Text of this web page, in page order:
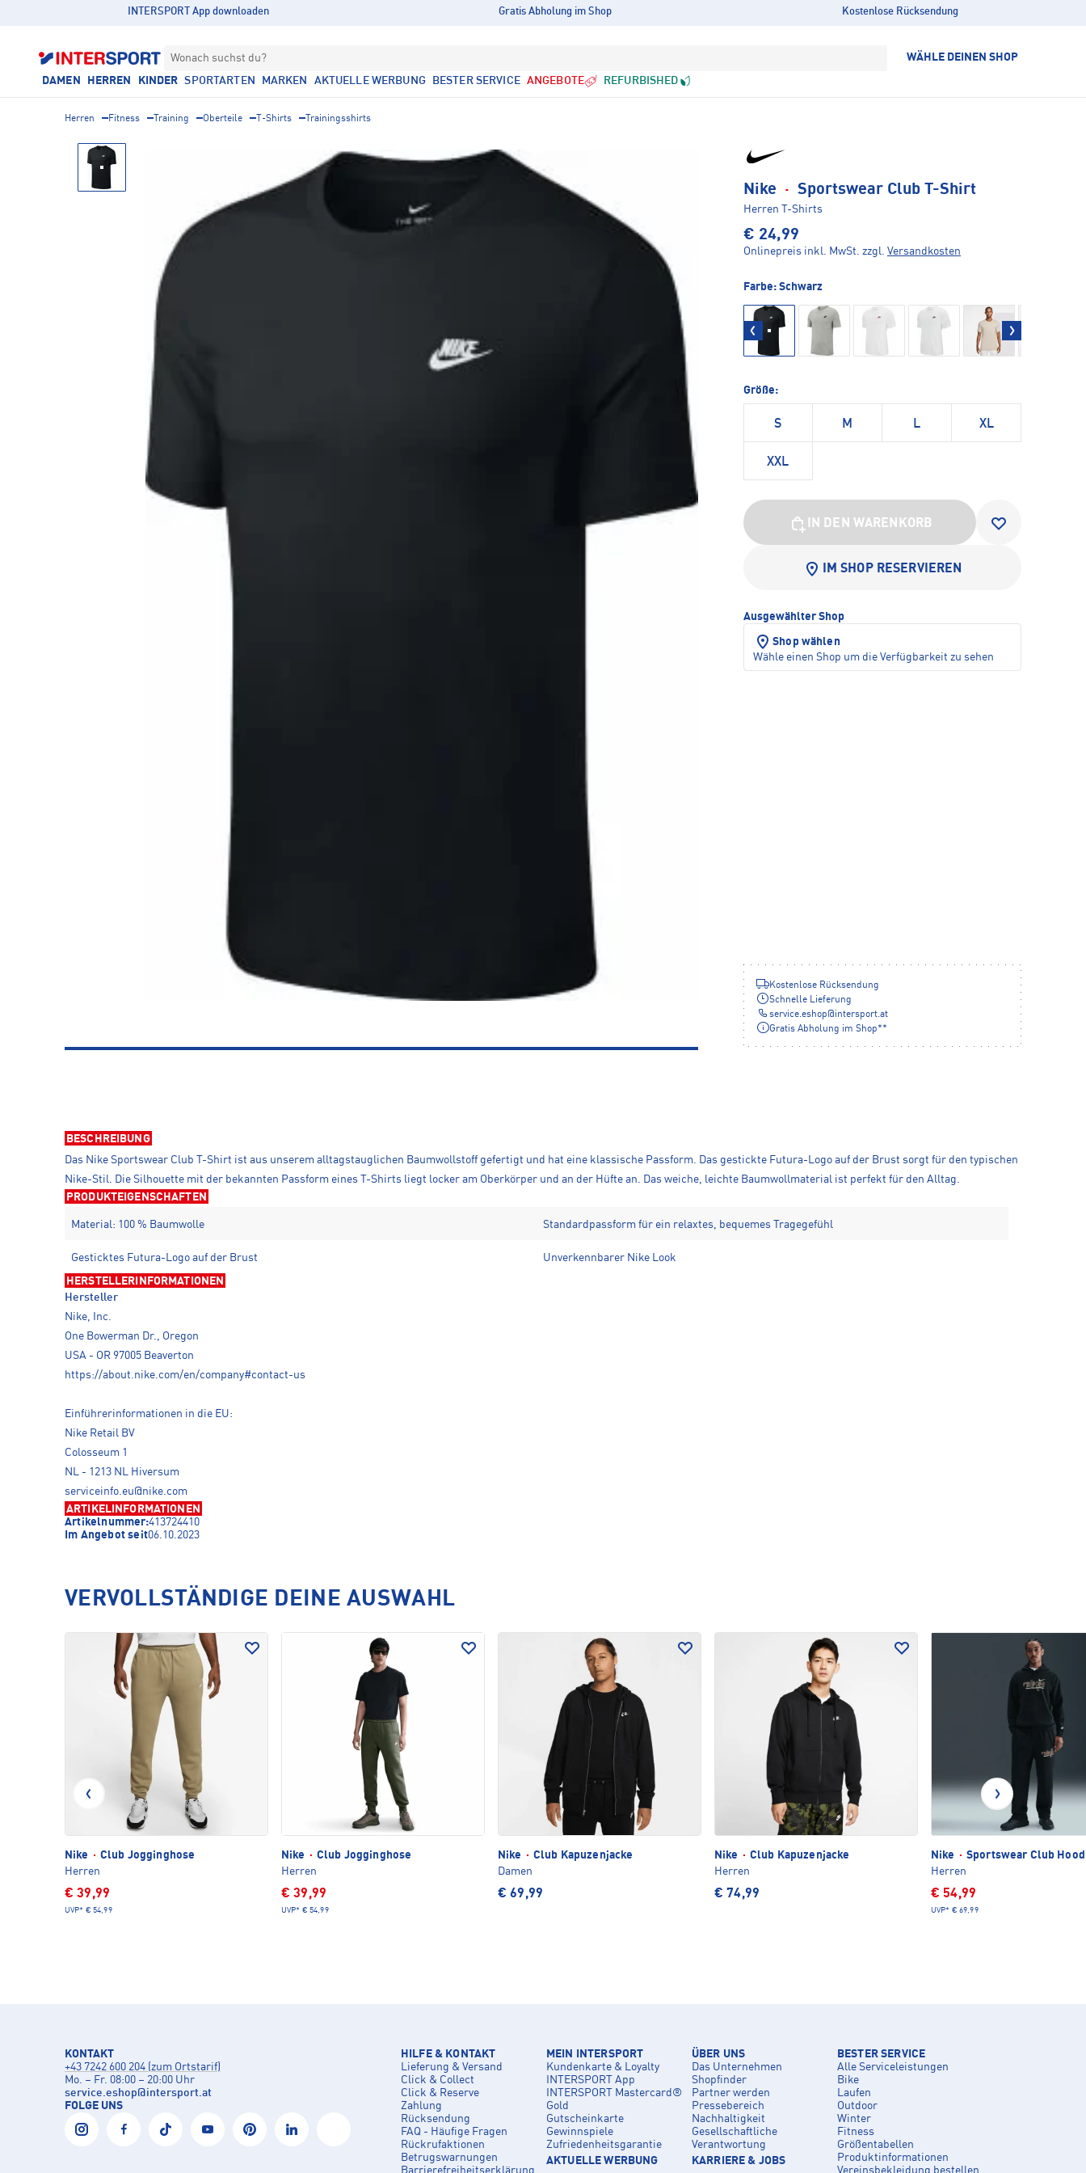
INTERSPORT App downloaden Gratis Abholung im Shop Kostenlose Rücksendung
Wonach suchst du? WÄHLE DEINEN SHOP
DAMEN HERREN KINDER SPORTARTEN MARKEN AKTUELLE WERBUNG BESTER SERVICE ANGEBOTE REFURBISHED
Herren Fitness Training Oberteile T-Shirts Trainingsshirts
Nike · Sportswear Club T-Shirt
Herren T-Shirts
€ 24,99
Onlinepreis inkl. MwSt. zzgl. Versandkosten
Farbe: Schwarz
Größe:
S M L XL
XXL
IN DEN WARENKORB
IM SHOP RESERVIEREN
Ausgewählter Shop
Shop wählen
Wähle einen Shop um die Verfügbarkeit zu sehen
Kostenlose Rücksendung
Schnelle Lieferung
service.eshop@intersport.at
Gratis Abholung im Shop**
BESCHREIBUNG
Das Nike Sportswear Club T-Shirt ist aus unserem alltagstauglichen Baumwollstoff gefertigt und hat eine klassische Passform. Das gestickte Futura-Logo auf der Brust sorgt für den typischen
Nike-Stil. Die Silhouette mit der bekannten Passform eines T-Shirts liegt locker am Oberkörper und an der Hüfte an. Das weiche, leichte Baumwollmaterial ist perfekt für den Alltag.
PRODUKTEIGENSCHAFTEN
Material: 100 % Baumwolle Standardpassform für ein relaxtes, bequemes Tragegefühl
Gesticktes Futura-Logo auf der Brust Unverkennbarer Nike Look
HERSTELLERINFORMATIONEN
Hersteller
Nike, Inc.
One Bowerman Dr., Oregon
USA - OR 97005 Beaverton
https://about.nike.com/en/company#contact-us
Einführerinformationen in die EU:
Nike Retail BV
Colosseum 1
NL - 1213 NL Hiversum
serviceinfo.eu@nike.com
ARTIKELINFORMATIONEN
Artikelnummer:413724410
Im Angebot seit06.10.2023
VERVOLLSTÄNDIGE DEINE AUSWAHL
Nike · Club Jogginghose
Herren
€ 39,99
UVP* € 54,99
Nike · Club Jogginghose
Herren
€ 39,99
UVP* € 54,99
Nike · Club Kapuzenjacke
Damen
€ 69,99
Nike · Club Kapuzenjacke
Herren
€ 74,99
Nike · Sportswear Club
Herren
€ 54,99
UVP* € 69,99
KONTAKT
+43 7242 600 204 (zum Ortstarif)
Mo. – Fr. 08:00 – 20:00 Uhr
service.eshop@intersport.at
FOLGE UNS
HILFE & KONTAKT
Lieferung & Versand
Click & Collect
Click & Reserve
Zahlung
Rücksendung
FAQ - Häufige Fragen
Rückrufaktionen
Betrugswarnungen
Barrierefreiheitserklärung
MEIN INTERSPORT
Kundenkarte & Loyalty
INTERSPORT App
INTERSPORT Mastercard®
Gold
Gutscheinkarte
Gewinnspiele
Zufriedenheitsgarantie
AKTUELLE WERBUNG
ÜBER UNS
Das Unternehmen
Shopfinder
Partner werden
Pressebereich
Nachhaltigkeit
Gesellschaftliche
Verantwortung
KARRIERE & JOBS
BESTER SERVICE
Alle Serviceleistungen
Bike
Laufen
Outdoor
Winter
Fitness
Größentabellen
Produktinformationen
Vereinsbekleidung bestellen